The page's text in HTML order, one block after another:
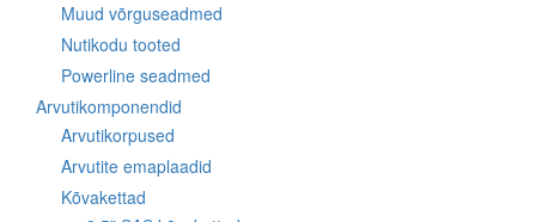
Muud võrguseadmed
Nutikodu tooted
Powerline seadmed
Arvutikomponendid
Arvutikorpused
Arvutite emaplaadid
Kõvakettad